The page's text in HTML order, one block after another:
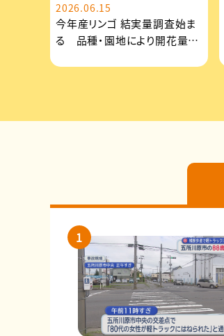
2026.06.15
今年産リンゴ 結実量調査始ま
る 品種・園地により開花量不